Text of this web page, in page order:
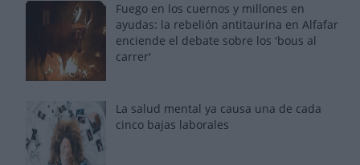
Fuego en los cuernos y millones en
ayudas: la rebelión antitaurina en Alfafar
enciende el debate sobre los 'bous al
carrer'
La salud mental ya causa una de cada
cinco bajas laborales